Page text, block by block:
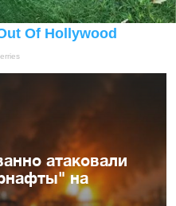
атаковали
на